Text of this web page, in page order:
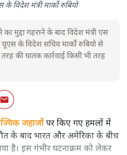
विदेश मंत्री मार्को रुबियो
का मुद्दा गहराने के बाद विदेश मंत्री एस
के विदेश सचिव मार्को रुबियो से
की घातक कार्रवाई किसी भी तरह
जहाजोंपर किए गए हमलों में
के बाद भारत और अमेरिका के बीच
है। इस गंभीर घटनाक्रम को लेकर